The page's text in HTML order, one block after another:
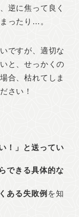
逆に焦って良く
ったり…。
ですが、適切な
と、せっかくの
合、枯れてしま
さい！
！」と送ってい
できる具体的な
ある失敗例 を知